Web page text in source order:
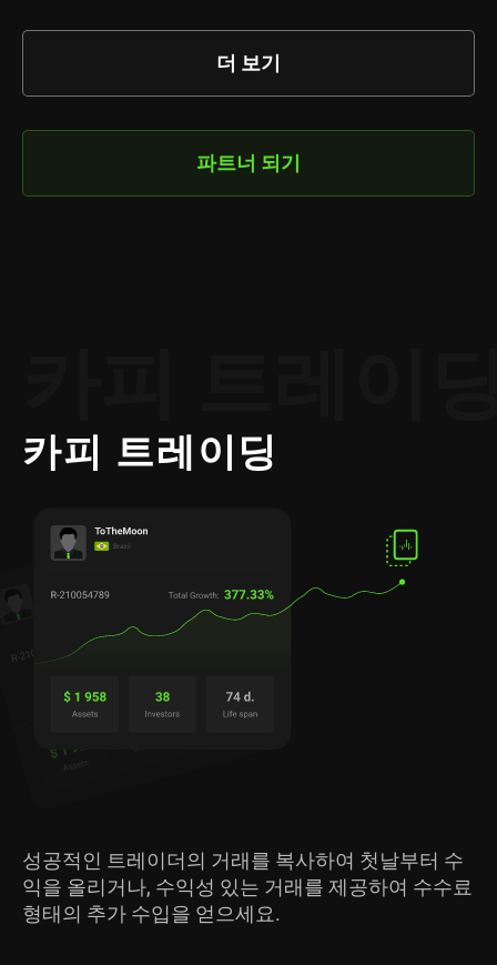
더 보기
파트너 되기
카피 트레이딩
성공적인 트레이더의 거래를 복사하여 첫날부터 수
익을 올리거나, 수익성 있는 거래를 제공하여 수수료
형태의 추가 수입을 얻으세요.